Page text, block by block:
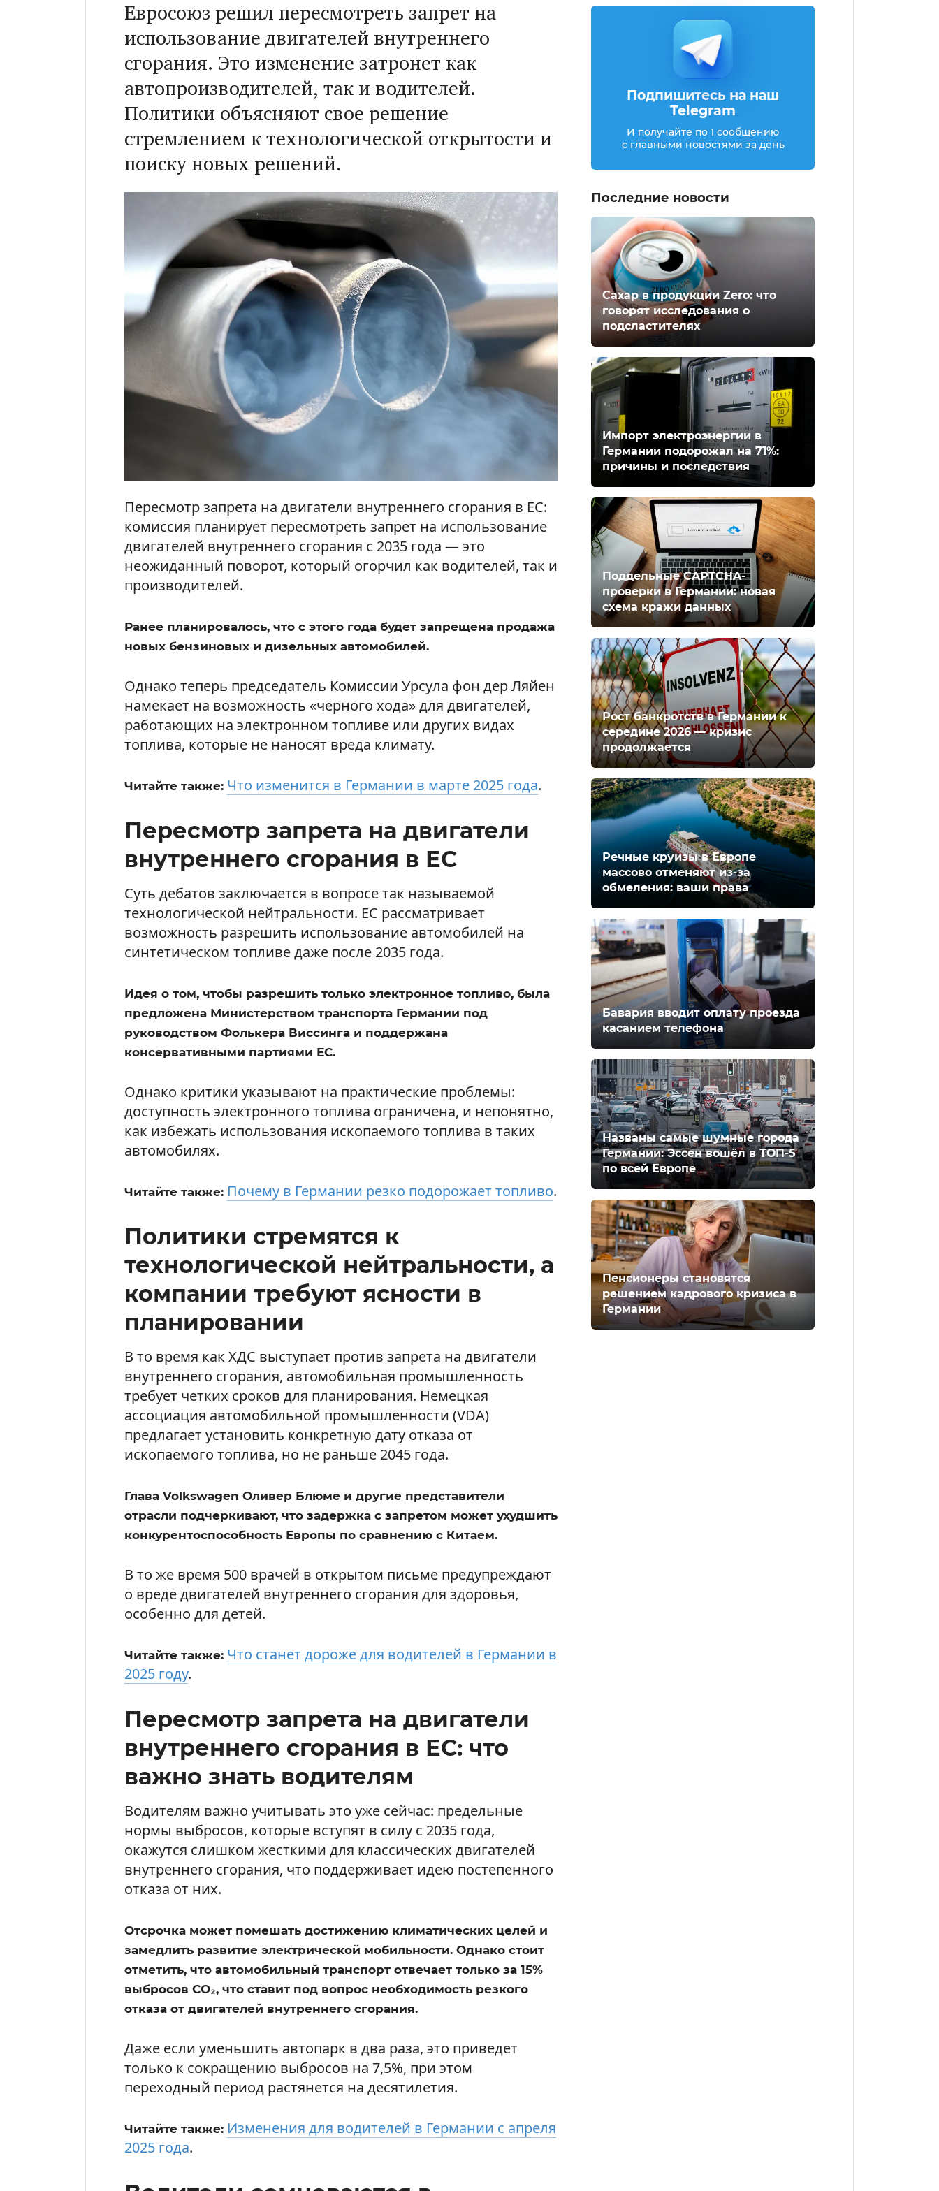
Евросоюз решил пересмотреть запрет на
использование двигателей внутреннего
сгорания. Это изменение затронет как
автопроизводителей, так и водителей.
Политики объясняют свое решение
стремлением к технологической открытости и
поиску новых решений.
Пересмотр запрета на двигатели внутреннего сгорания в ЕС:
комиссия планирует пересмотреть запрет на использование
двигателей внутреннего сгорания с 2035 года — это
неожиданный поворот, который огорчил как водителей, так и
производителей.
Ранее планировалось, что с этого года будет запрещена продажа
новых бензиновых и дизельных автомобилей.
Однако теперь председатель Комиссии Урсула фон дер Ляйен
намекает на возможность «черного хода» для двигателей,
работающих на электронном топливе или других видах
топлива, которые не наносят вреда климату.
Читайте также: Что изменится в Германии в марте 2025 года.
Пересмотр запрета на двигатели
внутреннего сгорания в ЕС
Суть дебатов заключается в вопросе так называемой
технологической нейтральности. ЕС рассматривает
возможность разрешить использование автомобилей на
синтетическом топливе даже после 2035 года.
Идея о том, чтобы разрешить только электронное топливо, была
предложена Министерством транспорта Германии под
руководством Фолькера Виссинга и поддержана
консервативными партиями ЕС.
Однако критики указывают на практические проблемы:
доступность электронного топлива ограничена, и непонятно,
как избежать использования ископаемого топлива в таких
автомобилях.
Читайте также: Почему в Германии резко подорожает топливо.
Политики стремятся к
технологической нейтральности, а
компании требуют ясности в
планировании
В то время как ХДС выступает против запрета на двигатели
внутреннего сгорания, автомобильная промышленность
требует четких сроков для планирования. Немецкая
ассоциация автомобильной промышленности (VDA)
предлагает установить конкретную дату отказа от
ископаемого топлива, но не раньше 2045 года.
Глава Volkswagen Оливер Блюме и другие представители
отрасли подчеркивают, что задержка с запретом может ухудшить
конкурентоспособность Европы по сравнению с Китаем.
В то же время 500 врачей в открытом письме предупреждают
о вреде двигателей внутреннего сгорания для здоровья,
особенно для детей.
Читайте также: Что станет дороже для водителей в Германии в
2025 году.
Пересмотр запрета на двигатели
внутреннего сгорания в ЕС: что
важно знать водителям
Водителям важно учитывать это уже сейчас: предельные
нормы выбросов, которые вступят в силу с 2035 года,
окажутся слишком жесткими для классических двигателей
внутреннего сгорания, что поддерживает идею постепенного
отказа от них.
Отсрочка может помешать достижению климатических целей и
замедлить развитие электрической мобильности. Однако стоит
отметить, что автомобильный транспорт отвечает только за 15%
выбросов CO₂, что ставит под вопрос необходимость резкого
отказа от двигателей внутреннего сгорания.
Даже если уменьшить автопарк в два раза, это приведет
только к сокращению выбросов на 7,5%, при этом
переходный период растянется на десятилетия.
Читайте также: Изменения для водителей в Германии с апреля
2025 года.
Подпишитесь на наш
Telegram
И получайте по 1 сообщению
с главными новостями за день
Последние новости
Сахар в продукции Zero: что
говорят исследования о
подсластителях
Импорт электроэнергии в
Германии подорожал на 71%:
причины и последствия
Поддельные CAPTCHA-
проверки в Германии: новая
схема кражи данных
Рост банкротств в Германии к
середине 2026 — кризис
продолжается
Речные круизы в Европе
массово отменяют из-за
обмеления: ваши права
Бавария вводит оплату проезда
касанием телефона
Названы самые шумные города
Германии: Эссен вошёл в ТОП-5
по всей Европе
Пенсионеры становятся
решением кадрового кризиса в
Германии